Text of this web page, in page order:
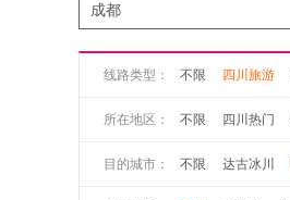
成都
线路类型： 不限 四川旅游
所在地区： 不限 四川热门
目的城市： 不限 达古冰川